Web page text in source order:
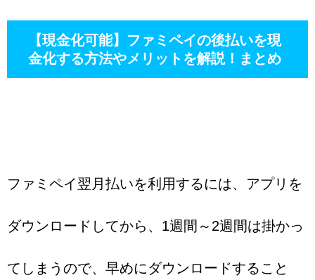
【現金化可能】ファミペイの後払いを現
金化する方法やメリットを解説！まとめ
ファミペイ翌月払いを利用するには、アプリを
ダウンロードしてから、1週間～2週間は掛かっ
てしまうので、早めにダウンロードすること